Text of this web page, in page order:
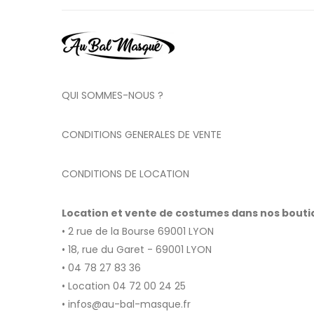
QUI SOMMES-NOUS ?
CONDITIONS GENERALES DE VENTE
CONDITIONS DE LOCATION
Location et vente de costumes dans nos
• 2 rue de la Bourse 69001 LYON
• 18, rue du Garet - 69001 LYON
• 04 78 27 83 36
• Location 04 72 00 24 25
• infos@au-bal-masque.fr